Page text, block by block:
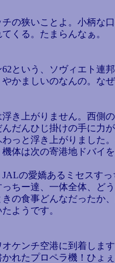
の狭いことよ。小柄な
くる。たまらんなぁ。
という、ソヴィエト連
かましいのなんの。な
上がりません。西側
だんひじ掛けの手に力
っと浮き上がりました
体は次の寄港地ドバイを
の愛嬌あるミセスす
ちー達、一体全体、ど
の食事どんなだったか
ようです。
ンチ空港に到着しま
れたプロペラ機！ひょ